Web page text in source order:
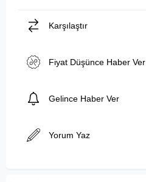
Karşılaştır
Fiyat Düşünce Haber Ver
Gelince Haber Ver
Yorum Yaz